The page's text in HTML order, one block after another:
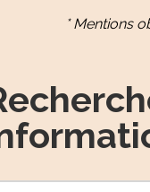
* Mentions